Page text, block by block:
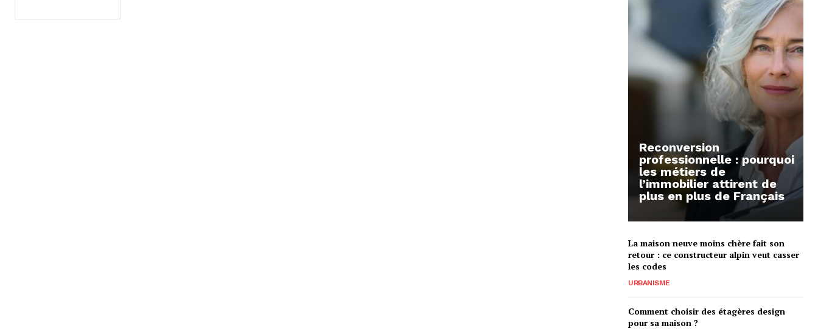
Reconversion
professionnelle : pourquoi
les métiers de
l’immobilier attirent de
plus en plus de Français
La maison neuve moins chère fait son
retour : ce constructeur alpin veut casser
les codes
URBANISME
Comment choisir des étagères design
pour sa maison ?